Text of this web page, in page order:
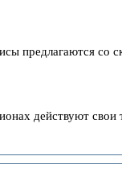
предлагаются со
действуют